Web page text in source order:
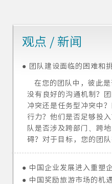
观点 / 新闻
● 团队建设面临的困难和
在您的团队中，彼此
没有良好的沟通机制？
冲突还是任务型冲突中
行力？他们是否足够投
队是否涉及跨部门、跨
碍？对于目标，您的团队
● 中国企业发展进入重塑
● 中国奖励旅游市场的机